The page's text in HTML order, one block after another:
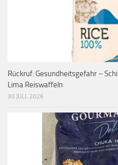
Rückruf: Gesundheitsgefahr –
Lima Reiswaffeln
30 JULI, 2026